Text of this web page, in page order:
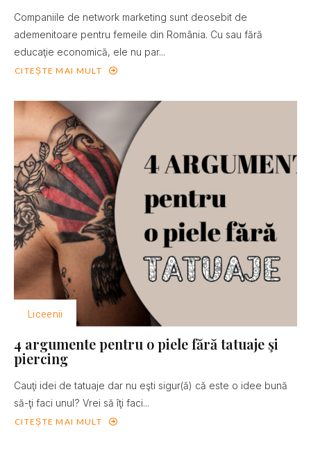
Companiile de network marketing sunt deosebit de
ademenitoare pentru femeile din România. Cu sau fără
educaţie economică, ele nu par...
CITEȘTE MAI MULT
Liceenii
4 argumente pentru o piele fără tatuaje şi
piercing
Cauţi idei de tatuaje dar nu eşti sigur(ă) că este o idee bună
să-ţi faci unul? Vrei să îţi faci...
CITEȘTE MAI MULT